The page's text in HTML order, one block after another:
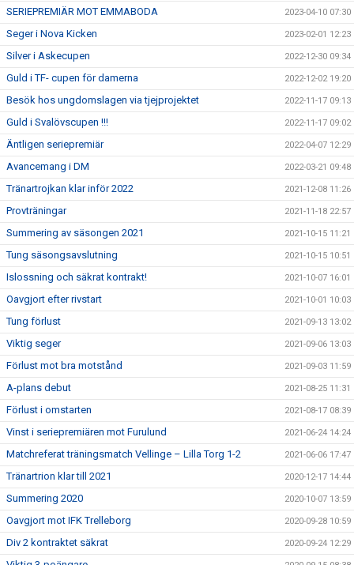
SERIEPREMIÄR MOT EMMABODA 2023-04-10 07:30
Seger i Nova Kicken 2023-02-01 12:23
Silver i Askecupen 2022-12-30 09:34
Guld i TF- cupen för damerna 2022-12-02 19:20
Besök hos ungdomslagen via tjejprojektet 2022-11-17 09:13
Guld i Svalövscupen !!! 2022-11-17 09:02
Äntligen seriepremiär 2022-04-07 12:29
Avancemang i DM 2022-03-21 09:48
Tränartrojkan klar inför 2022 2021-12-08 11:26
Provträningar 2021-11-18 22:57
Summering av säsongen 2021 2021-10-15 11:21
Tung säsongsavslutning 2021-10-15 10:51
Islossning och säkrat kontrakt! 2021-10-07 16:01
Oavgjort efter rivstart 2021-10-01 10:03
Tung förlust 2021-09-13 13:02
Viktig seger 2021-09-06 13:03
Förlust mot bra motstånd 2021-09-03 11:59
A-plans debut 2021-08-25 11:31
Förlust i omstarten 2021-08-17 08:39
Vinst i seriepremiären mot Furulund 2021-06-24 14:24
Matchreferat träningsmatch Vellinge – Lilla Torg 1-2 2021-06-06 17:47
Tränartrion klar till 2021 2020-12-17 14:44
Summering 2020 2020-10-07 13:59
Oavgjort mot IFK Trelleborg 2020-09-28 10:59
Div 2 kontraktet säkrat 2020-09-24 12:29